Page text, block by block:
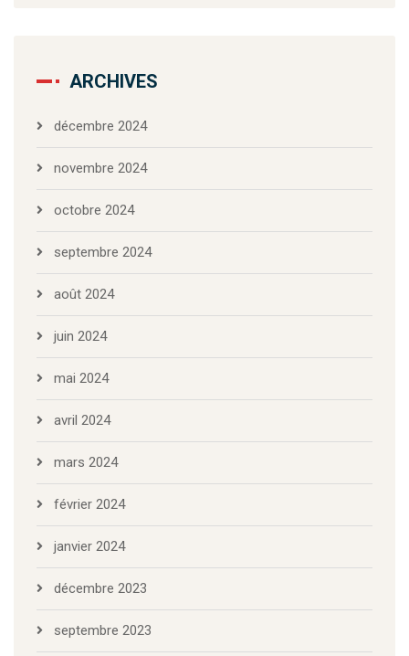
ARCHIVES
décembre 2024
novembre 2024
octobre 2024
septembre 2024
août 2024
juin 2024
mai 2024
avril 2024
mars 2024
février 2024
janvier 2024
décembre 2023
septembre 2023